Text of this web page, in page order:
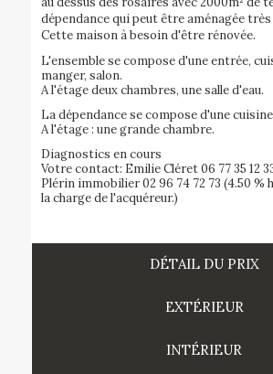
dépendance qui peut être aménagée
Cette maison à besoin d'être rénovée.
L'ensemble se compose d'une entrée,
manger, salon.
A l'étage deux chambres, une salle d'eau.
La dépendance se compose d'une
A l'étage : une grande chambre.
Diagnostics en cours
Votre contact: Emilie Cléret 06 77 35 12
Plérin immobilier 02 96 74 72 73 (4.50 %
la charge de l'acquéreur.)
DÉTAIL DU PRIX
EXTÉRIEUR
INTÉRIEUR